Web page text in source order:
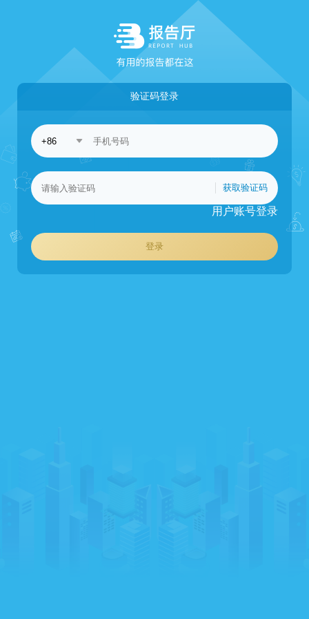
验证码登录
获取验证码
用户账号登录
登录